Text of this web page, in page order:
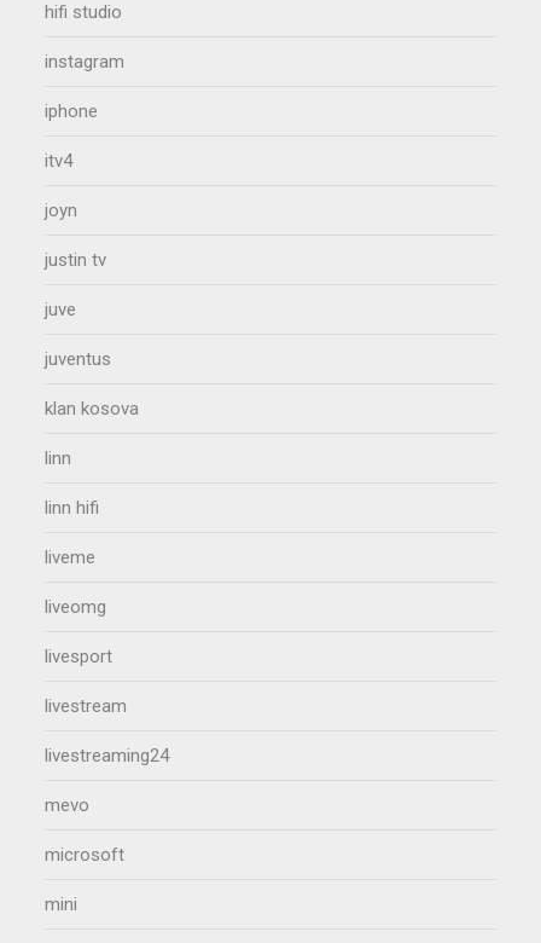
hifi studio
instagram
iphone
itv4
joyn
justin tv
juve
juventus
klan kosova
linn
linn hifi
liveme
liveomg
livesport
livestream
livestreaming24
mevo
microsoft
mini